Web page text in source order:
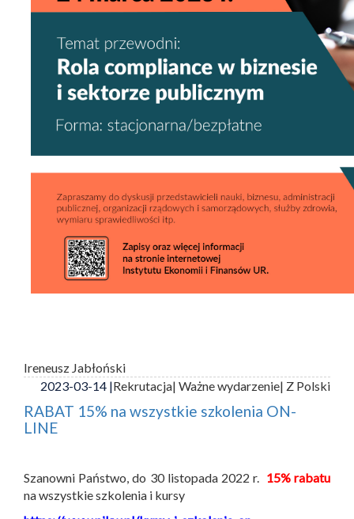
Ireneusz Jabłoński
2023-03-14 |Rekrutacja| Ważne wydarzenie| Z Polski
RABAT 15% na wszystkie szkolenia ON-
LINE
Szanowni Państwo, do 30 listopada 2022 r. 15% rabatu
na wszystkie szkolenia i kursy